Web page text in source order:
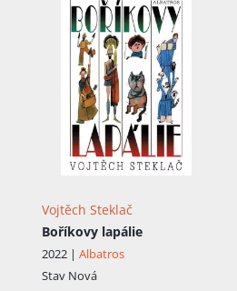
Vojtěch Steklač
Boříkovy lapálie
2022 | Albatros
Stav Nová